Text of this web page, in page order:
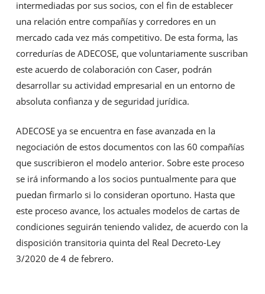
intermediadas por sus socios, con el fin de establecer
una relación entre compañías y corredores en un
mercado cada vez más competitivo. De esta forma, las
corredurías de ADECOSE, que voluntariamente suscriban
este acuerdo de colaboración con Caser, podrán
desarrollar su actividad empresarial en un entorno de
absoluta confianza y de seguridad jurídica.
ADECOSE ya se encuentra en fase avanzada en la
negociación de estos documentos con las 60 compañías
que suscribieron el modelo anterior. Sobre este proceso
se irá informando a los socios puntualmente para que
puedan firmarlo si lo consideran oportuno. Hasta que
este proceso avance, los actuales modelos de cartas de
condiciones seguirán teniendo validez, de acuerdo con la
disposición transitoria quinta del Real Decreto-Ley
3/2020 de 4 de febrero.